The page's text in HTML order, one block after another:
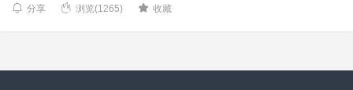
分享 浏览(1265) 收藏